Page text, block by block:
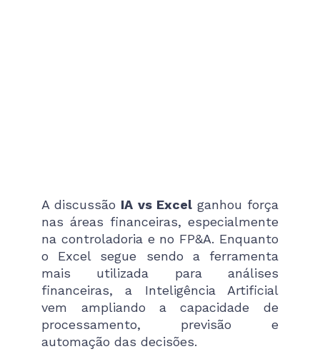
A discussão IA vs Excelganhou força
nas áreas financeiras, especialmente
na controladoria e no FP&A. Enquanto
o Excel segue sendo a ferramenta
mais utilizada para análises
financeiras, a Inteligência Artificial
vem ampliando a capacidade de
processamento, previsão e
automação das decisões.